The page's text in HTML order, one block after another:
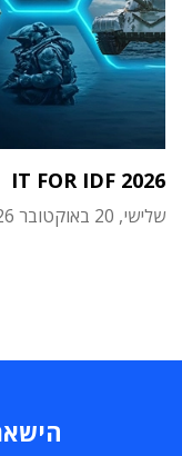
IT FOR IDF 2026
שלישי, 20 באוקטובר 2026